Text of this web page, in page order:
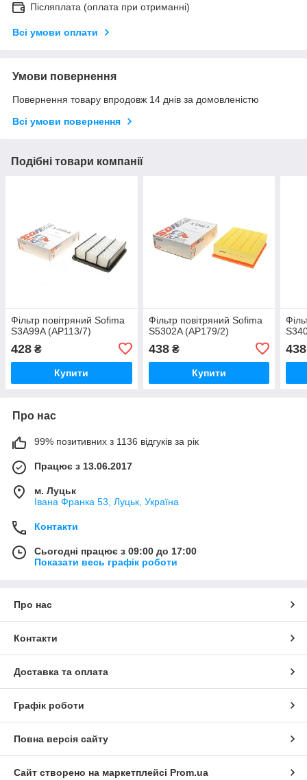
Післяплата (оплата при отриманні)
Всі умови оплати
Умови повернення
Повернення товару впродовж 14 днів за домовленістю
Всі умови повернення
Подібні товари компанії
Фільтр повітряний Sofima
S3A99A (AP113/7)
428 ₴
Купити
Фільтр повітряний Sofima
S5302A (AP179/2)
438₴
Купити
438
Про нас
99% позитивних з 1136 відгуків за рік
Працює з 13.06.2017
м. Луцьк
Івана Франка 53, Луцьк, Україна
Контакти
Сьогодні працює з 09:00 до 17:00
Показати весь графік роботи
Про нас
Контакти
Доставка та оплата
Графік роботи
Повна версія сайту
Сайт створено на маркетплейсі Prom.ua